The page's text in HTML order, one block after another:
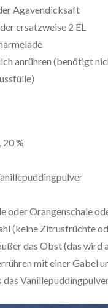
Agavendicksaft
ersatzweise 2 EL
anrühren (benötigt
20 %
oder Orangenschale
(keine Zitrusfrüchte
das Obst (das wird
mit einer Gabel
das